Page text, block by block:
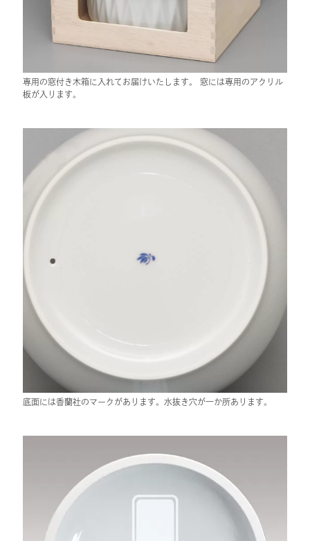
専用の窓付き木箱に入れてお届けいたします。 窓には専用のアクリル
板が入ります。
底面には香蘭社のマークがあります。水抜き穴が一か所あります。